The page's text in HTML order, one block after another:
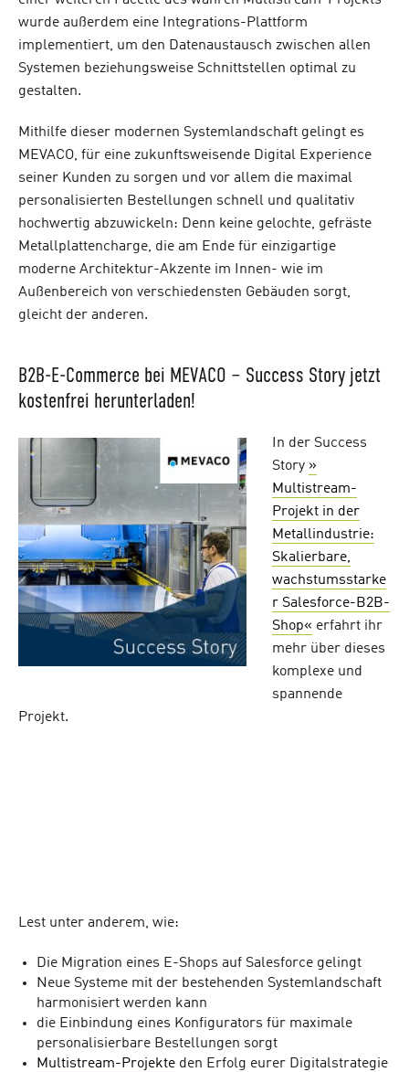
wurde außerdem eine Integrations-Plattform
implementiert, um den Datenaustausch zwischen allen
Systemen beziehungsweise Schnittstellen optimal zu
gestalten.
Mithilfe dieser modernen Systemlandschaft gelingt es
MEVACO, für eine zukunftsweisende Digital Experience
seiner Kunden zu sorgen und vor allem die maximal
personalisierten Bestellungen schnell und qualitativ
hochwertig abzuwickeln: Denn keine gelochte, gefräste
Metallplattencharge, die am Ende für einzigartige
moderne Architektur-Akzente im Innen- wie im
Außenbereich von verschiedensten Gebäuden sorgt,
gleicht der anderen.
B2B-E-Commerce bei MEVACO – Success Story jetzt
kostenfrei herunterladen!
In der Success
Story »
Multistream-
Projekt in der
Metallindustrie:
Skalierbare,
wachstumsstarke
r Salesforce-B2B-
Shop« erfahrt ihr
mehr über dieses
komplexe und
spannende
Projekt.
Lest unter anderem, wie:
Die Migration eines E-Shops auf Salesforce gelingt
Neue Systeme mit der bestehenden Systemlandschaft
harmonisiert werden kann
die Einbindung eines Konfigurators für maximale
personalisierbare Bestellungen sorgt
Multistream-Projekte den Erfolg eurer Digitalstrategie